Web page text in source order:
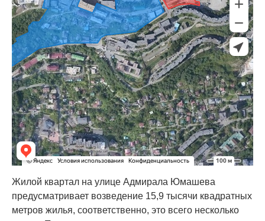
Жилой квартал на улице Адмирала Юмашева
предусматривает возведение 15,9 тысячи квадратных
метров жилья, соответственно, это всего несколько